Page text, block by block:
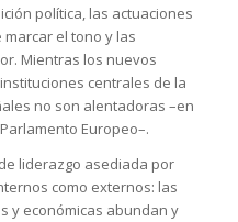
política, las actuaciones
el tono y las
Mientras los nuevos
centrales de la
no son alentadoras –en
Europeo–.
liderazgo asediada por
como externos: las
y económicas abundan y